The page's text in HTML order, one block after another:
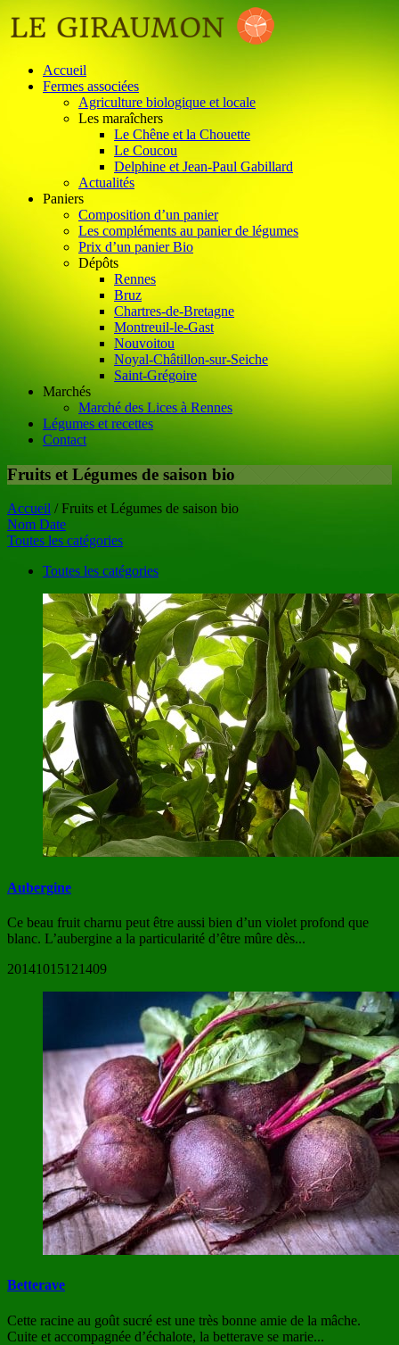
Accueil
Fermes associées
Agriculture biologique et locale
Les maraîchers
Le Chêne et la Chouette
Le Coucou
Delphine et Jean-Paul Gabillard
Actualités
Paniers
Composition d’un panier
Les compléments au panier de légumes
Prix d’un panier Bio
Dépôts
Rennes
Bruz
Chartres-de-Bretagne
Montreuil-le-Gast
Nouvoitou
Noyal-Châtillon-sur-Seiche
Saint-Grégoire
Marchés
Marché des Lices à Rennes
Légumes et recettes
Contact
Fruits et Légumes de saison bio
Accueil /Fruits et Légumes de saison bio
Nom Date
Toutes les catégories
Toutes les catégories
Aubergine
Ce beau fruit charnu peut être aussi bien d’un violet profond que
blanc. L’aubergine a la particularité d’être mûre dès...
20141015121409
Betterave
Cette racine au goût sucré est une très bonne amie de la mâche.
Cuite et accompagnée d’échalote, la betterave se marie...